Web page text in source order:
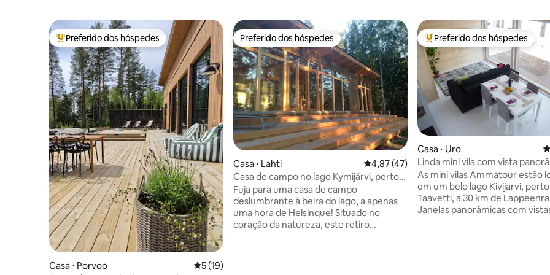
Entre os melhores preferidos dos hóspedes
Preferido dos hóspedes
Casa ⋅ Porvoo 5 de uma avaliação média de 5, 19 avaliações
5 (19)
Preferido dos hóspedes
Preferido dos hóspedes
Casa ⋅ Lahti 4,87 de uma avaliação média de 5, 47
4,87 (47)
Casa de campo no lago Kymijärvi, perto
de Lahti
Fuja para uma casa de campo
deslumbrante à beira do lago, a apenas
uma hora de Helsinque! Situado no
coração da natureza, este retiro
Entre os melhores preferidos
Preferido dos hóspedes
Casa ⋅ Uro
Linda mini vila com vista
o lago
As mini vilas Ammatour estão
em um belo lago Kivijarvi, perto
Taavetti, a 30 km de
Janelas panorâmicas com